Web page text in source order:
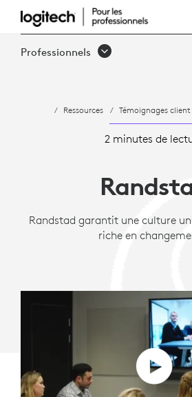
ÉTUDE
DE
RANDSTAD
STANDARDISÉ
RÉUNIONS
VIRTUELLES
LOGITECH
Professionnels
Ressources Témoignages client
2 minutes de
Randstad garantit une culture
riche en